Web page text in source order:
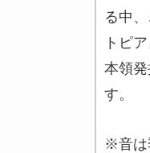
る中
トピ
本領
す。
※音は